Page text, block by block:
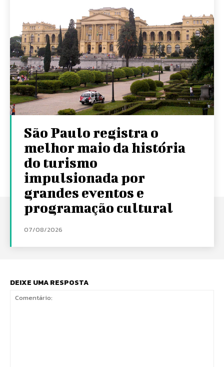
São Paulo registra o
melhor maio da história
do turismo
impulsionada por
grandes eventos e
programação cultural
07/08/2026
DEIXE UMA RESPOSTA